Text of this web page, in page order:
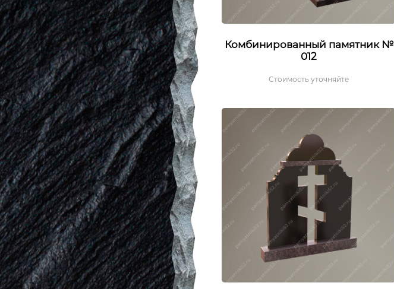
Комбинированный памятник №
012
Стоимость уточняйте